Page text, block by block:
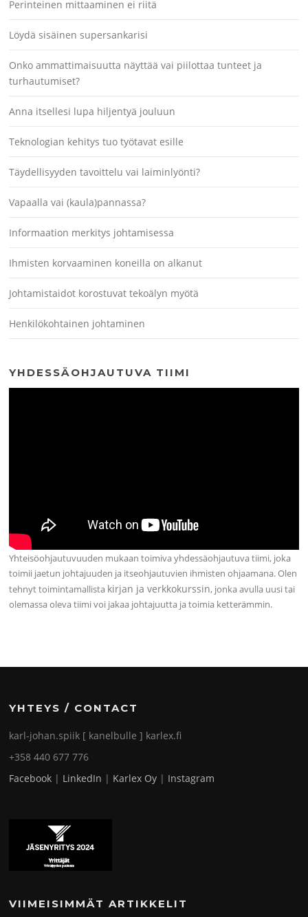
Perinteinen mittaaminen ei riitä
Löydä sisäinen supersankarisi
Onko ammattimaisuutta näyttää vai piilottaa tunteet ja
turhautumiset?
Anna itsellesi lupa hiljentyä jouluun
Teknologian kehitys tuo työtavat esille
Täydellisyyden tavoittelu vai laiminlyönti?
Vapaalla vai (kaula)pannassa?
Informaation merkitys johtamisessa
Ihmisten korvaaminen koneilla on alkanut
Johtamistaidot korostuvat tekoälyn myötä
Henkilökohtainen johtaminen
YHDESSÄOHJAUTUVA TIIMI
Yhteisöohjautuvuuden mukaan toimiva yhdessäohjautuva tiimi, joka
toimii jaetun johtajuuden ja itseohjautuvien ihmisten ohjaamana. Olen
tehnyt toimintamallista kirjan ja verkkokurssin, jonka avulla uusi tai
olemassa oleva tiimi voi jakaa johtajuutta ja toimia ketterämmin.
YHTEYS / CONTACT
karl-johan.spiik [ kanelbulle ] karlex.fi
+358 440 677 776
Facebook | LinkedIn | Karlex Oy | Instagram
VIIMEISIMMÄT ARTIKKELIT